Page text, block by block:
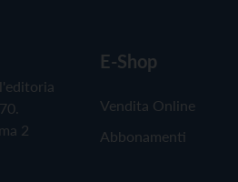
2
E-Shop
Vendita Online
Abbonamenti